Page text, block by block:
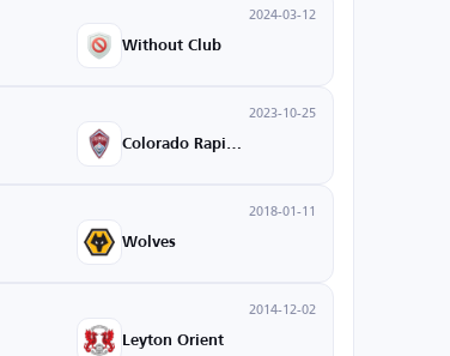
2024-03-12
Without Club
2023-10-25
2018-01-11
Wolves
2014-12-02
Leyton Orient